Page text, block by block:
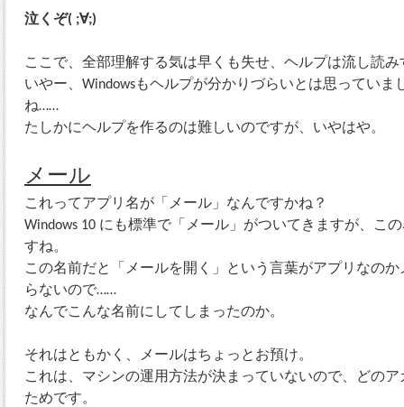
泣くぞ( ;∀;)
ここで、全部理解する気は早くも失せ、ヘルプは流し読
いやー、Windowsもヘルプが分かりづらいとは思っていま
ね……
たしかにヘルプを作るのは難しいのですが、いやはや。
メール
これってアプリ名が「メール」なんですかね？
Windows 10 にも標準で「メール」がついてきますが、こ
すね。
この名前だと「メールを開く」という言葉がアプリなの
らないので……
なんでこんな名前にしてしまったのか。
それはともかく、メールはちょっとお預け。
これは、マシンの運用方法が決まっていないので、どの
ためです。